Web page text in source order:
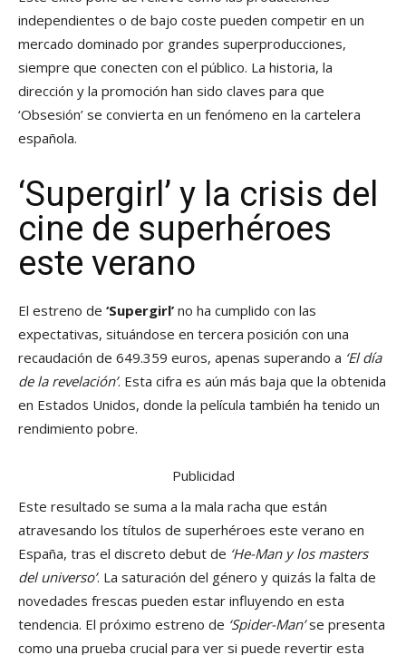
independientes o de bajo coste pueden competir en un
mercado dominado por grandes superproducciones,
siempre que conecten con el público. La historia, la
dirección y la promoción han sido claves para que
‘Obsesión’ se convierta en un fenómeno en la cartelera
española.
‘Supergirl’ y la crisis del
cine de superhéroes
este verano
El estreno de ‘Supergirl’ no ha cumplido con las
expectativas, situándose en tercera posición con una
recaudación de 649.359 euros, apenas superando a ‘El día
de la revelación’. Esta cifra es aún más baja que la obtenida
en Estados Unidos, donde la película también ha tenido un
rendimiento pobre.
Publicidad
Este resultado se suma a la mala racha que están
atravesando los títulos de superhéroes este verano en
España, tras el discreto debut de ‘He-Man y los masters
del universo’. La saturación del género y quizás la falta de
novedades frescas pueden estar influyendo en esta
tendencia. El próximo estreno de ‘Spider-Man’se presenta
como una prueba crucial para ver si puede revertir esta